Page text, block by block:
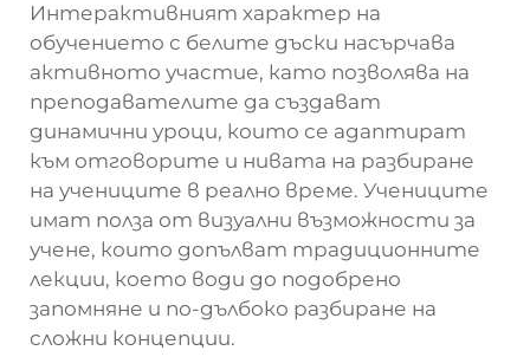
Интерактивният характер на
обучението с белите дъски насърчава
активното участие, като позволява на
преподавателите да създават
динамични уроци, които се адаптират
към отговорите и нивата на разбиране
на учениците в реално време. Учениците
имат полза от визуални възможности за
учене, които допълват традиционните
лекции, което води до подобрено
запомняне и по-дълбоко разбиране на
сложни концепции.